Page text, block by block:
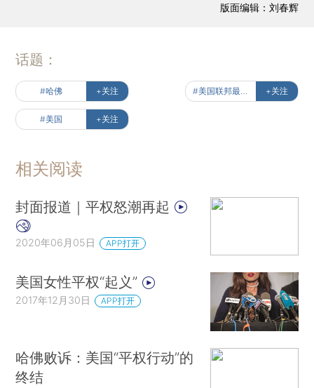
版面编辑：刘春辉
话题：
#哈佛 +关注 #美国联邦最高法院 +关注
#美国 +关注
相关阅读
封面报道｜平权怒潮再起
2020年06月05日 APP打开
美国女性平权“起义”
2017年12月30日 APP打开
哈佛败诉：美国“平权行动”的
终结